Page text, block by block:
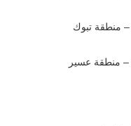
– منطقة تبوك
منطقة عسير